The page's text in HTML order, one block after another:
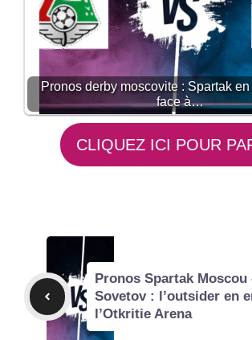
Pronos derby moscovite : Spartak
face à…
CLIQUEZ ICI POUR
Pronos Spartak
Sovetov : l’outsider en
l’Otkritie Arena